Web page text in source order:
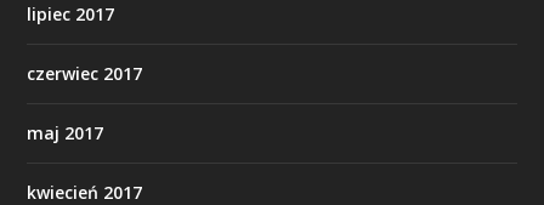
lipiec 2017
czerwiec 2017
maj 2017
kwiecień 2017